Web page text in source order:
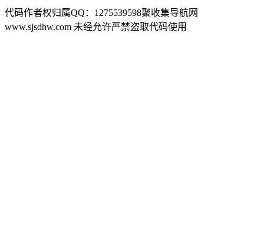
代码作者权归属QQ：1275539598聚收集导航网
www.sjsdhw.com 未经允许严禁盗取代码使用